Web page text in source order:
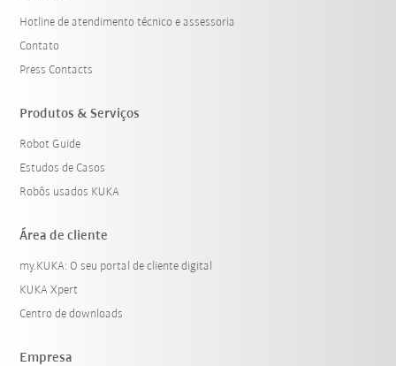
Hotline de atendimento técnico e assessoria
Contato
Press Contacts
Produtos & Serviços
Robot Guide
Estudos de Casos
Robôs usados KUKA
Área de cliente
my.KUKA: O seu portal de cliente digital
KUKA Xpert
Centro de downloads
Empresa